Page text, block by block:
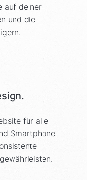
auf deiner
und die
für alle
Smartphone